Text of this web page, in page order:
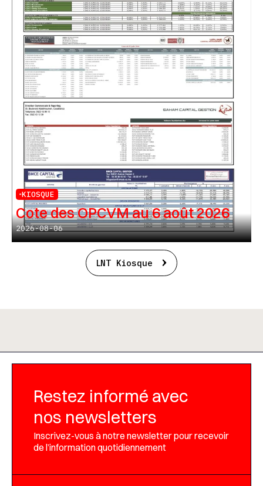
KIOSQUE
Cote des OPCVM au 6 août 2026
2026-08-06
LNT Kiosque
Restez informé avec
nos newsletters
Inscrivez-vous à notre newsletter pour recevoir
de l’information quotidiennement